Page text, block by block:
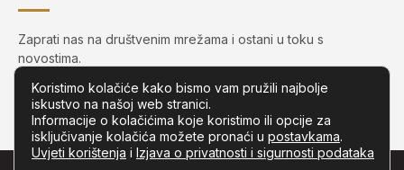
Zaprati nas na društvenim mrežama i ostani u toku s
novostima.
Koristimo kolačiće kako bismo vam pružili najbolje
iskustvo na našoj web stranici.
Informacije o kolačićima koje koristimo ili opcije za
isključivanje kolačića možete pronaći u postavkama.
Uvjeti korištenja i Izjava o privatnosti i sigurnosti podataka